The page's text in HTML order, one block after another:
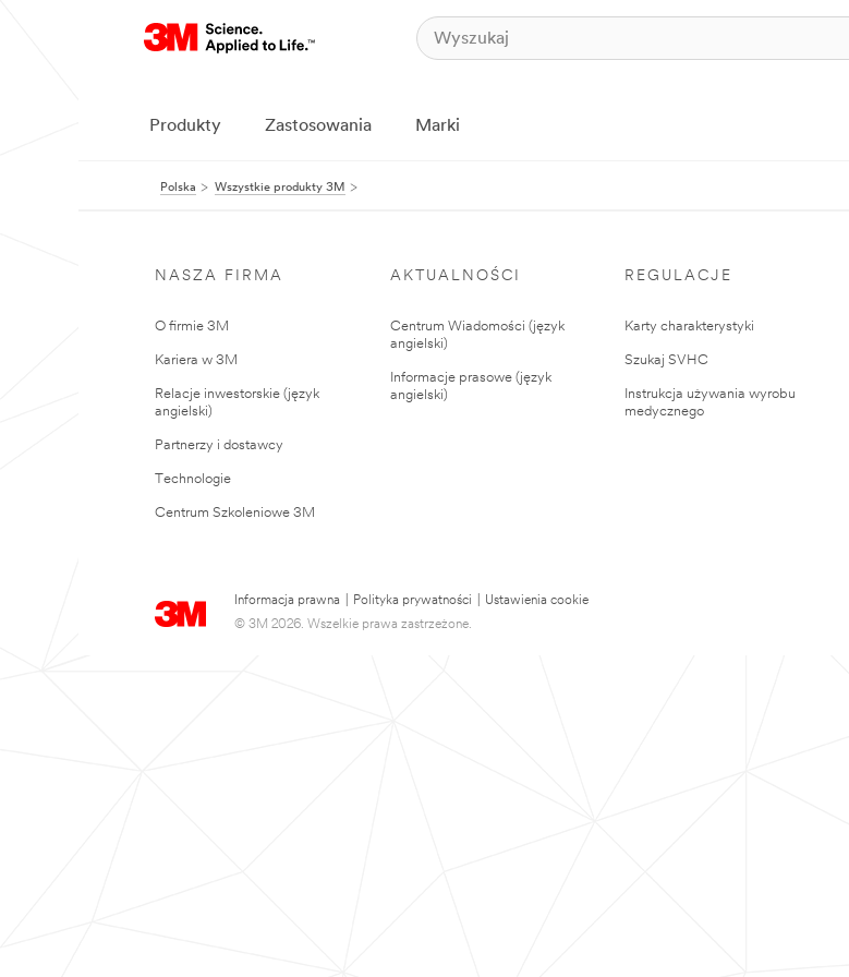
Produkty Zastosowania Marki
Polska Wszystkie produkty 3M
NASZA FIRMA
O firmie 3M
Kariera w 3M
Relacje inwestorskie (język
angielski)
Partnerzy i dostawcy
Technologie
Centrum Szkoleniowe 3M
AKTUALNOŚCI
Centrum Wiadomości (język
angielski)
Informacje prasowe (język
angielski)
REGULACJE
Karty charakterystyki
Szukaj SVHC
Instrukcja używania wyrobu
medycznego
Informacja prawna Polityka prywatności
Ustawienia cookie
© 3M 2026. Wszelkie prawa zastrzeżone.